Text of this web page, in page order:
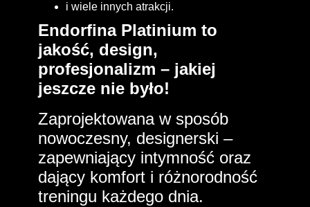
i wiele innych atrakcji.
Endorfina Platinium to
jakość, design,
profesjonalizm – jakiej
jeszcze nie było!
Zaprojektowana w sposób
nowoczesny, designerski –
zapewniający intymność oraz
dający komfort i różnorodność
treningu każdego dnia.